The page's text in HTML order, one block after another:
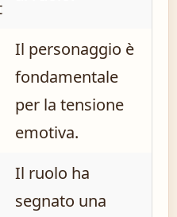
Il personaggio è
fondamentale
per la tensione
emotiva.
Il ruolo ha
segnato una